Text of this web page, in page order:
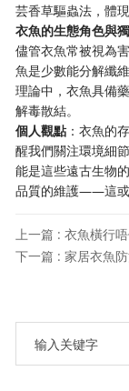
芸香草驅蟲法，體
衣魚的生態角色與
儘管衣魚常被視為
魚是少數能分解纖
理論中，衣魚具備
解毒散結。
個人觀點 ：衣魚的
醒我們關注環境細
能是這些遠古生物
品質的維護——這或
上一篇 : 衣魚橫行
下一篇 : 家居衣魚